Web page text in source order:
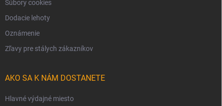
Súbory cookies
Dodacie lehoty
Oznámenie
Zľavy pre stálych zákazníkov
AKO SA K NÁM DOSTANETE
Hlavné výdajné miesto